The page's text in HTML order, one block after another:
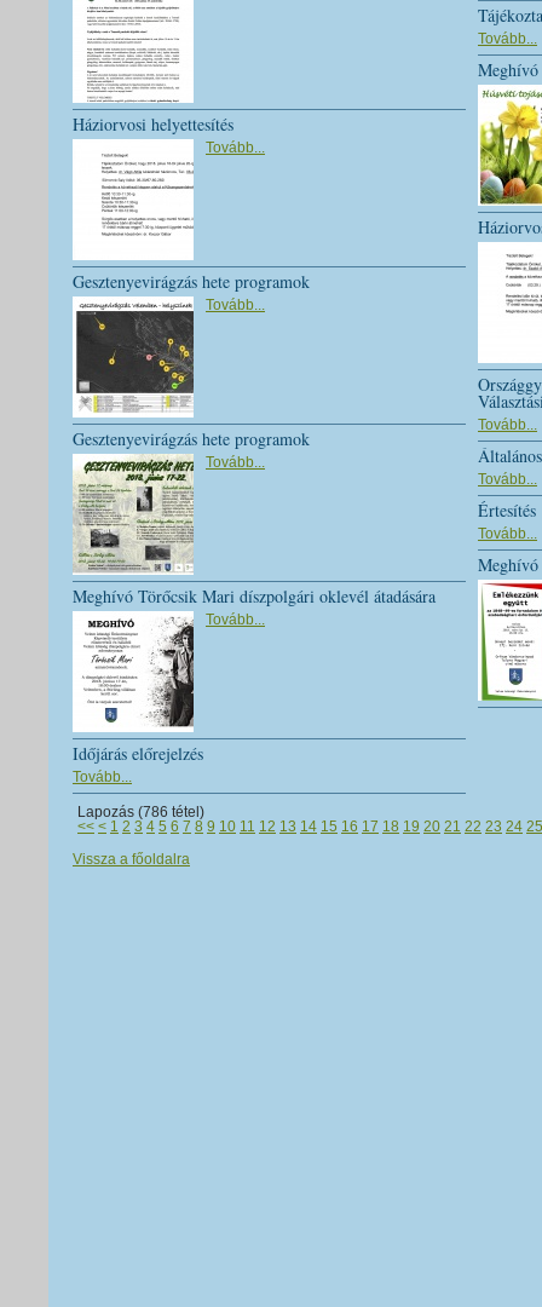
Háziorvosi helyettesítés
Tovább...
Gesztenyevirágzás hete programok
Tovább...
Gesztenyevirágzás hete programok
Tovább...
Meghívó Törőcsik Mari díszpolgári oklevél átadására
Tovább...
Időjárás előrejelzés
Tovább...
Tovább...
Meghívó
Tovább...
Tovább...
Értesítés
Tovább...
Meghívó
Lapozás (786 tétel)
<< < 1 2 3 4 5 6 7 8 9 10 11 12 13 14 15 16 17 18 19 20 21 22 23 24 25
Vissza a főoldalra